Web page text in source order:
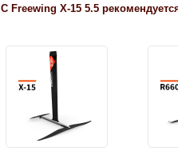
С Freewing X-15 5.5